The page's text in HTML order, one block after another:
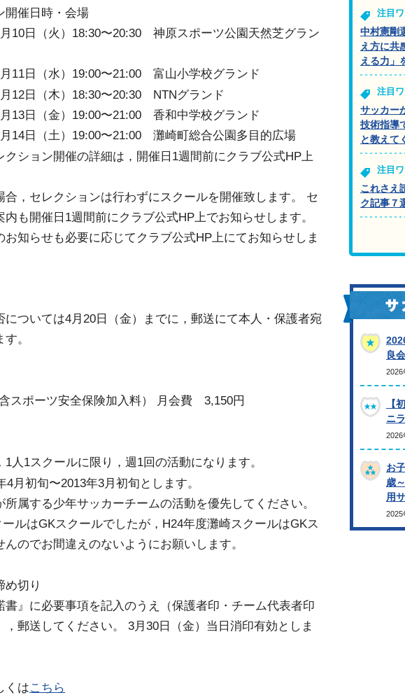
開催日時・会場
10日（火）18:30〜20:30 神原スポーツ公園天然芝グラン
11日（水）19:00〜21:00 富山小学校グランド
12日（木）18:30〜20:30 NTNグランド
13日（金）19:00〜21:00 香和中学校グランド
14日（土）19:00〜21:00 灘崎町総合公園多目的広場
ション開催の詳細は，開催日1週間前にクラブ公式HP上
，セレクションは行わずにスクールを開催致します。 セ
も開催日1週間前にクラブ公式HP上でお知らせします。
お知らせも必要に応じてクラブ公式HP上にてお知らせしま
については4月20日（金）までに，郵送にて本人・保護者宛
。
スポーツ安全保険加入料） 月会費 3,150円
人1スクールに限り，週1回の活動になります。
月初旬〜2013年3月初旬とします。
属する少年サッカーチームの活動を優先してください。
ルはGKスクールでしたが，H24年度灘崎スクールはGKス
のでお間違えのないようにお願いします。
め切り
書』に必要事項を記入のうえ（保護者印・チーム代表者印
，郵送してください。 3月30日（金）当日消印有効としま
くはこちら
注目
中村憲剛
え方に共
える力」
注目
サッカー
技術指導
と教えて
注目
これさえ
ク記事７
良
2026
【
ニ
2026
お
歳
用
2025